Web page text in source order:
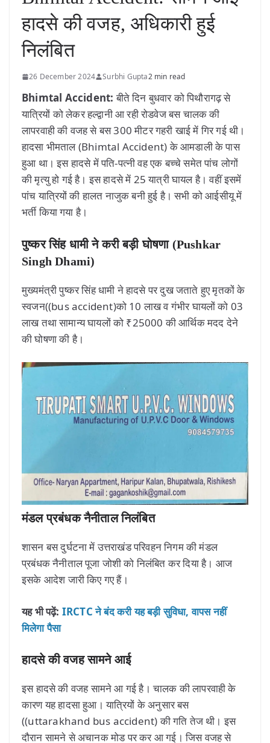
हादसे की वजह, अधिकारी हुई
निलंबित
26 December 2024 Surbhi Gupta2 min read
Bhimtal Accident:बीते दिन बुधवार को पिथौरागढ़ से
यात्रियों को लेकर हल्द्वानी आ रही रोडवेज बस चालक की
लापरवाही की वजह से बस 300 मीटर गहरी खाई में गिर गई थी।
हादसा भीमताल (Bhimtal Accident) के आमडाली के पास
हुआ था। इस हादसे में पति-पत्नी वह एक बच्चे समेत पांच लोगों
की मृत्यु हो गई है। इस हादसे में 25 यात्री घायल है। वहीं इसमें
पांच यात्रियों की हालत नाजुक बनी हुई है। सभी को आईसीयू में
भर्ती किया गया है।
पुष्कर सिंह धामी ने करी बड़ी घोषणा (Pushkar
Singh Dhami)
मुख्यमंत्री पुष्कर सिंह धामी ने हादसे पर दुख जताते हुए मृतकों के
स्वजन((bus accident)को 10 लाख व गंभीर घायलों को 03
लाख तथा सामान्य घायलों को ₹25000 की आर्थिक मदद देने
की घोषणा की है।
मंडल प्रबंधक नैनीताल निलंबित
शासन बस दुर्घटना में उत्तराखंड परिवहन निगम की मंडल
प्रबंधक नैनीताल पूजा जोशी को निलंबित कर दिया है। आज
इसके आदेश जारी किए गए हैं।
यह भी पढ़ें: IRCTC ने बंद करी यह बड़ी सुविधा, वापस नहीं
मिलेगा पैसा
हादसे की वजह सामने आई
इस हादसे की वजह सामने आ गई है। चालक की लापरवाही के
कारण यह हादसा हुआ। यात्रियों के अनुसार बस
((uttarakhand bus accident) की गति तेज थी। इस
दौरान सामने से अचानक मोड पर कर आ गई। जिस वजह से